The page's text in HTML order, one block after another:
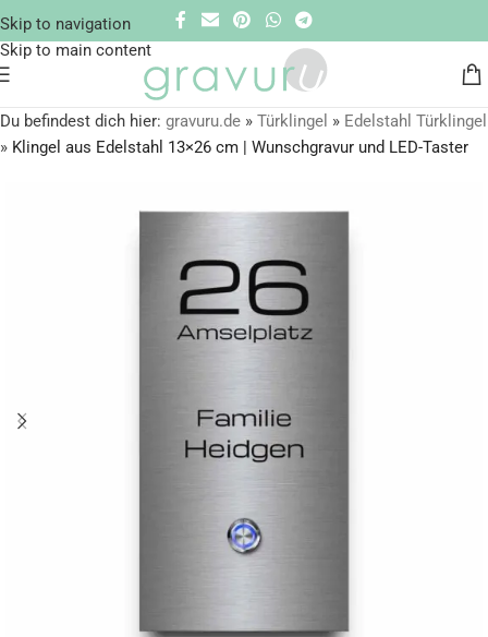
Skip to navigation
Skip to main content
Du befindest dich hier: gravuru.de » Türklingel » Edelstahl Türklingel
» Klingel aus Edelstahl 13×26 cm | Wunschgravur und LED-Taster